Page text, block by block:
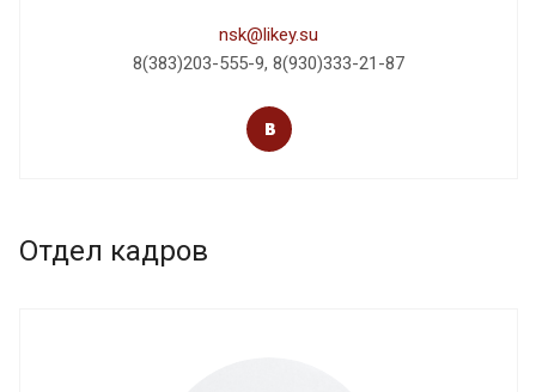
nsk@likey.su
8(383)203-555-9, 8(930)333-21-87
Отдел кадров